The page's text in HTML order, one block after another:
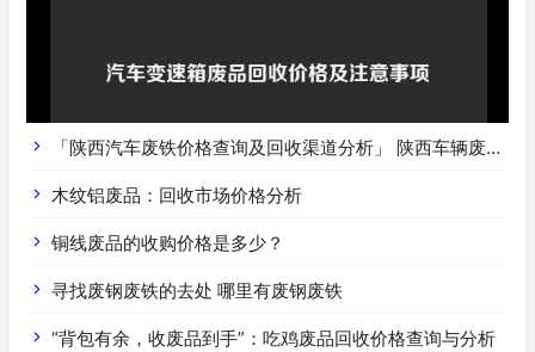
「陕西汽车废铁价格查询及回收渠道分析」 陕西车辆废铁
价是什么
木纹铝废品：回收市场价格分析
铜线废品的收购价格是多少？
寻找废钢废铁的去处 哪里有废钢废铁
“背包有余，收废品到手”：吃鸡废品回收价格查询与分析